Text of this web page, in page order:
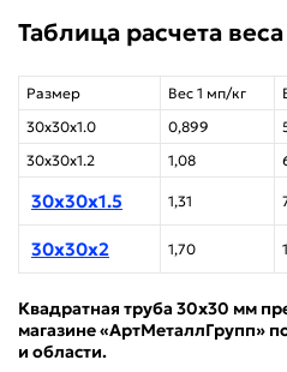
Таблица расчета
Размер Вес 1 мп/кг
30х30х1.0
0,899
30х30х1.2
1,08
30х30х1.5 1,31
30х30х2 1,70
Квадратная труба 30х30 мм
магазине «АртМеталлГрупп»
и области.